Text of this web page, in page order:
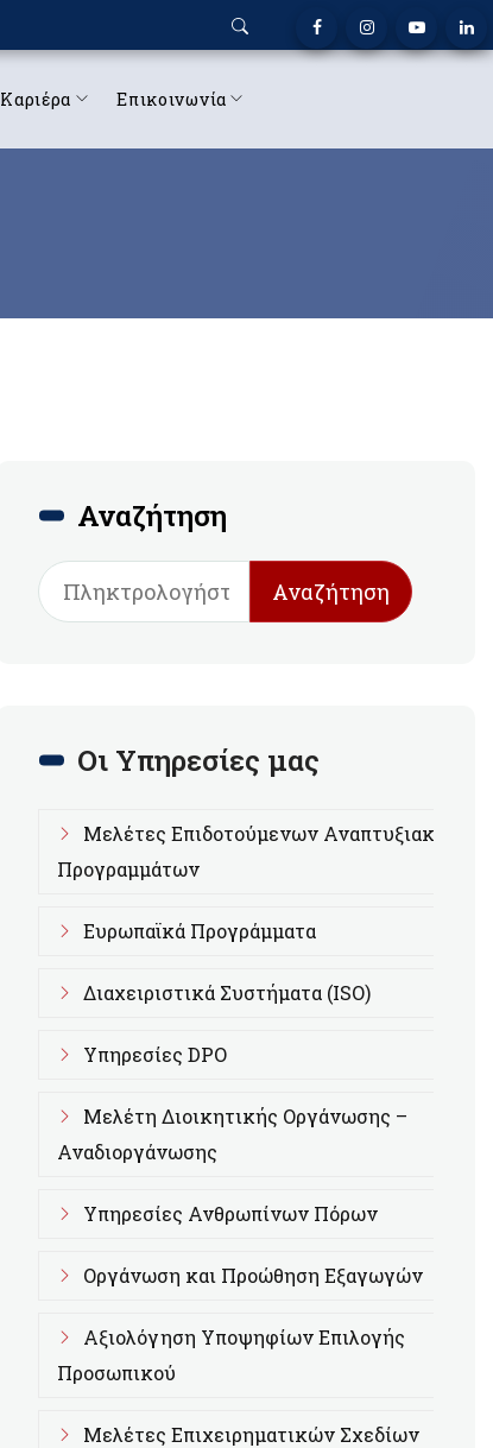
Καριέρα Επικοινωνία
Αναζήτηση
Αναζήτηση
Οι Υπηρεσίες μας
Μελέτες Επιδοτούμενων Αναπτυξιακών
Προγραμμάτων
Ευρωπαϊκά Προγράμματα
Διαχειριστικά Συστήματα (ISO)
Υπηρεσίες DPO
Μελέτη Διοικητικής Οργάνωσης –
Αναδιοργάνωσης
Υπηρεσίες Ανθρωπίνων Πόρων
Οργάνωση και Προώθηση Εξαγωγών
Αξιολόγηση Υποψηφίων Επιλογής
Προσωπικού
Μελέτες Επιχειρηματικών Σχεδίων